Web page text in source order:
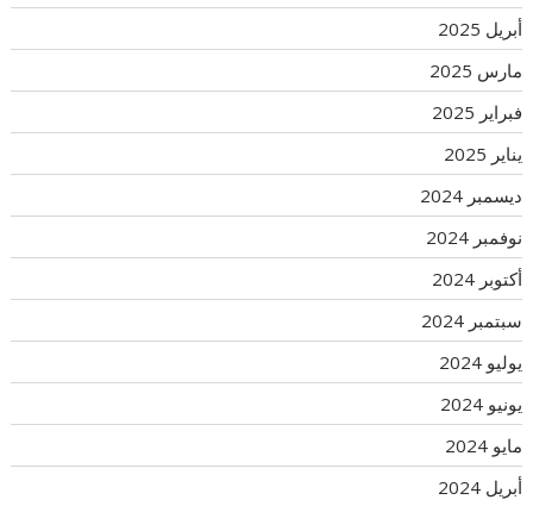
أبريل 2025
مارس 2025
فبراير 2025
يناير 2025
ديسمبر 2024
نوفمبر 2024
أكتوبر 2024
سبتمبر 2024
يوليو 2024
يونيو 2024
مايو 2024
أبريل 2024